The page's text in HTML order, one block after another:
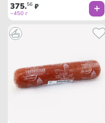
375.56 ₽
~450 г